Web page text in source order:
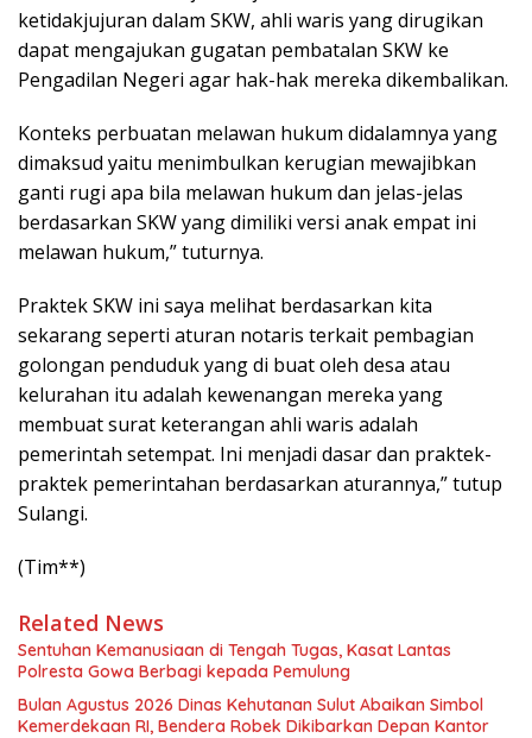
ketidakjujuran dalam SKW, ahli waris yang dirugikan
dapat mengajukan gugatan pembatalan SKW ke
Pengadilan Negeri agar hak-hak mereka dikembalikan.
Konteks perbuatan melawan hukum didalamnya yang
dimaksud yaitu menimbulkan kerugian mewajibkan
ganti rugi apa bila melawan hukum dan jelas-jelas
berdasarkan SKW yang dimiliki versi anak empat ini
melawan hukum,” tuturnya.
Praktek SKW ini saya melihat berdasarkan kita
sekarang seperti aturan notaris terkait pembagian
golongan penduduk yang di buat oleh desa atau
kelurahan itu adalah kewenangan mereka yang
membuat surat keterangan ahli waris adalah
pemerintah setempat. Ini menjadi dasar dan praktek-
praktek pemerintahan berdasarkan aturannya,” tutup
Sulangi.
(Tim**)
Related News
Sentuhan Kemanusiaan di Tengah Tugas, Kasat Lantas
Polresta Gowa Berbagi kepada Pemulung
Bulan Agustus 2026 Dinas Kehutanan Sulut Abaikan Simbol
Kemerdekaan RI, Bendera Robek Dikibarkan Depan Kantor